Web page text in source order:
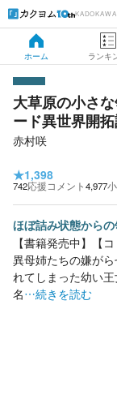
ホーム ランキ
大草原の小さ
ード異世界開拓
赤村咲
★1,398
742応援コメント4,977
ほぼ詰み状態から
【書籍発売中】【
異母姉たちの嫌が
れてしまった幼い
名…続きを読む